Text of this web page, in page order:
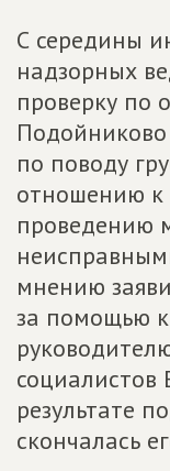
С середины
надзорных
проверку по
по поводу
отношению к
проведению
мнению
за помощью
социалистов
результате
скончалась